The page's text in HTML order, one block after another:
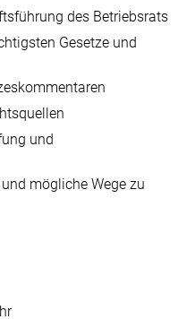
des Betriebsrats
Gesetze und
und
mögliche Wege zu